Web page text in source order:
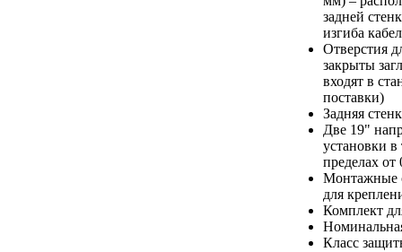
задней
изгиба
Отверстия
закрыты
входят в
поставки)
Задняя
Две 19"
установки
пределах
Монтажные
для
Комплект
Класс